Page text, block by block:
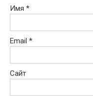
Имя *
Email *
Сайт